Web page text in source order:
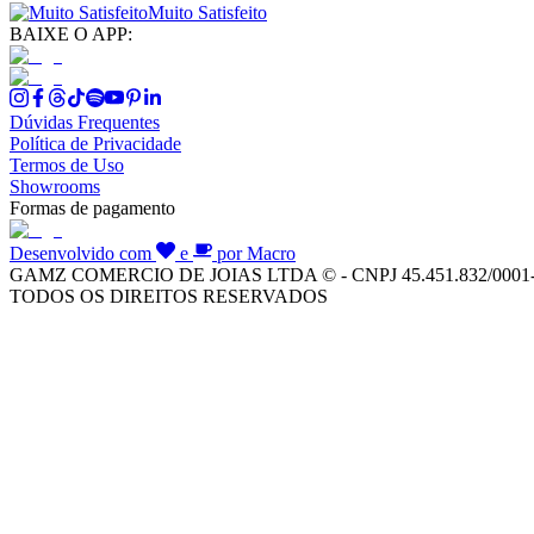
Muito Satisfeito
BAIXE O APP:
Dúvidas Frequentes
Política de Privacidade
Termos de Uso
Showrooms
Formas de pagamento
Desenvolvido com e
por Macro
GAMZ COMERCIO DE JOIAS LTDA © - CNPJ 45.451.832/
TODOS OS DIREITOS RESERVADOS